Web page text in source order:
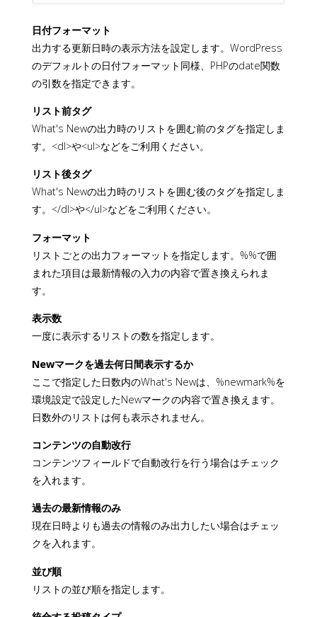
日付フォーマット
出力する更新日時の表示方法を設定します。WordPress
のデフォルトの日付フォーマット同様、PHPのdate関数
の引数を指定できます。
リスト前タグ
What's Newの出力時のリストを囲む前のタグを指定しま
す。<dl>や<ul>などをご利用ください。
リスト後タグ
What's Newの出力時のリストを囲む後のタグを指定しま
す。</dl>や</ul>などをご利用ください。
フォーマット
リストごとの出力フォーマットを指定します。%%で囲
まれた項目は最新情報の入力の内容で置き換えられま
す。
表示数
一度に表示するリストの数を指定します。
Newマークを過去何日間表示するか
ここで指定した日数内のWhat's Newは、%newmark%を
環境設定で設定したNewマークの内容で置き換えます。
日数外のリストは何も表示されません。
コンテンツの自動改行
コンテンツフィールドで自動改行を行う場合はチェック
を入れます。
過去の最新情報のみ
現在日時よりも過去の情報のみ出力したい場合はチェッ
クを入れます。
並び順
リストの並び順を指定します。